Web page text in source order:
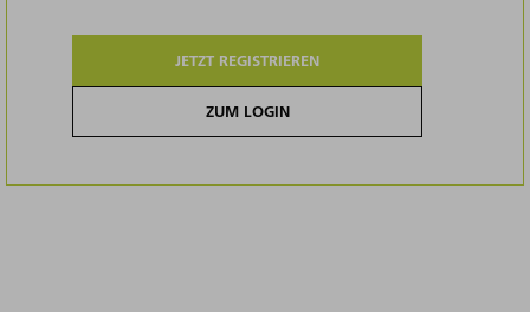
JETZT REGISTRIEREN
ZUM LOGIN